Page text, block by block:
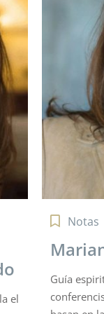
Libros
Una
para